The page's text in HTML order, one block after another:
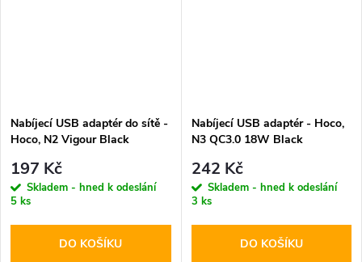
Nabíjecí USB adaptér do sítě -
Hoco, N2 Vigour Black
197 Kč
Skladem - hned k odeslání
5 ks
DO KOŠÍKU
Nabíjecí USB adaptér - Hoco,
N3 QC3.0 18W Black
242 Kč
Skladem - hned k odeslání
3 ks
DO KOŠÍKU